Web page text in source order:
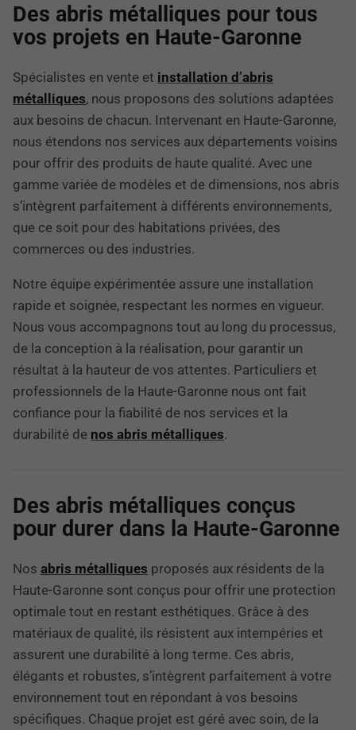
Des abris métalliques pour tous
vos projets en Haute-Garonne
Spécialistes en vente et installation d’abris
métalliques, nous proposons des solutions adaptées
aux besoins de chacun. Intervenant en Haute-Garonne,
nous étendons nos services aux départements voisins
pour offrir des produits de haute qualité. Avec une
gamme variée de modèles et de dimensions, nos abris
s’intègrent parfaitement à différents environnements,
que ce soit pour des habitations privées, des
commerces ou des industries.
Notre équipe expérimentée assure une installation
rapide et soignée, respectant les normes en vigueur.
Nous vous accompagnons tout au long du processus,
de la conception à la réalisation, pour garantir un
résultat à la hauteur de vos attentes. Particuliers et
professionnels de la Haute-Garonne nous ont fait
confiance pour la fiabilité de nos services et la
durabilité de nos abris métalliques.
Des abris métalliques conçus
pour durer dans la Haute-Garonne
Nos abris métalliques proposés aux résidents de la
Haute-Garonne sont conçus pour offrir une protection
optimale tout en restant esthétiques. Grâce à des
matériaux de qualité, ils résistent aux intempéries et
assurent une durabilité à long terme. Ces abris,
élégants et robustes, s’intègrent parfaitement à votre
environnement tout en répondant à vos besoins
spécifiques. Chaque projet est géré avec soin, de la